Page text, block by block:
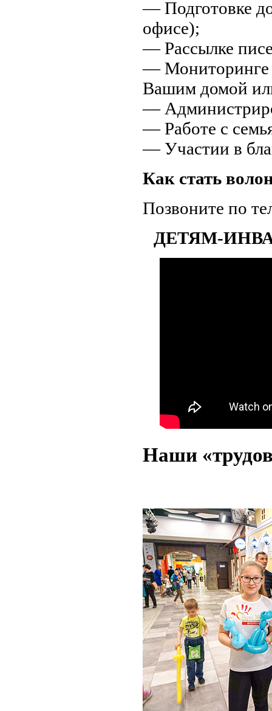
— Подготовке
офисе);
— Рассылке
— Мониторинге
Вашим домой
—
— Работе с
— Участии в
Как стать
Позвоните по
ДЕТЯМ-
Наши